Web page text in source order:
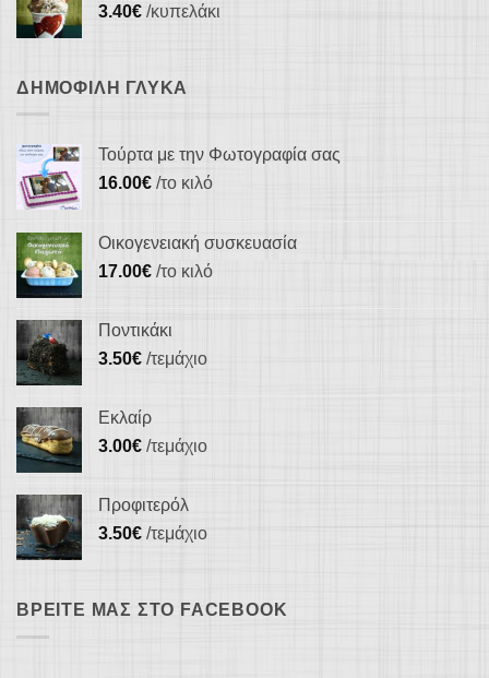
3.40€ /κυπελάκι
ΔΗΜΟΦΙΛΉ ΓΛΥΚΆ
Τούρτα με την Φωτογραφία σας
16.00€ /το κιλό
Οικογενειακή συσκευασία
17.00€ /το κιλό
Ποντικάκι
3.50€ /τεμάχιο
Εκλαίρ
3.00€ /τεμάχιο
Προφιτερόλ
3.50€ /τεμάχιο
ΒΡΕΊΤΕ ΜΑΣ ΣΤΟ FACEBOOK